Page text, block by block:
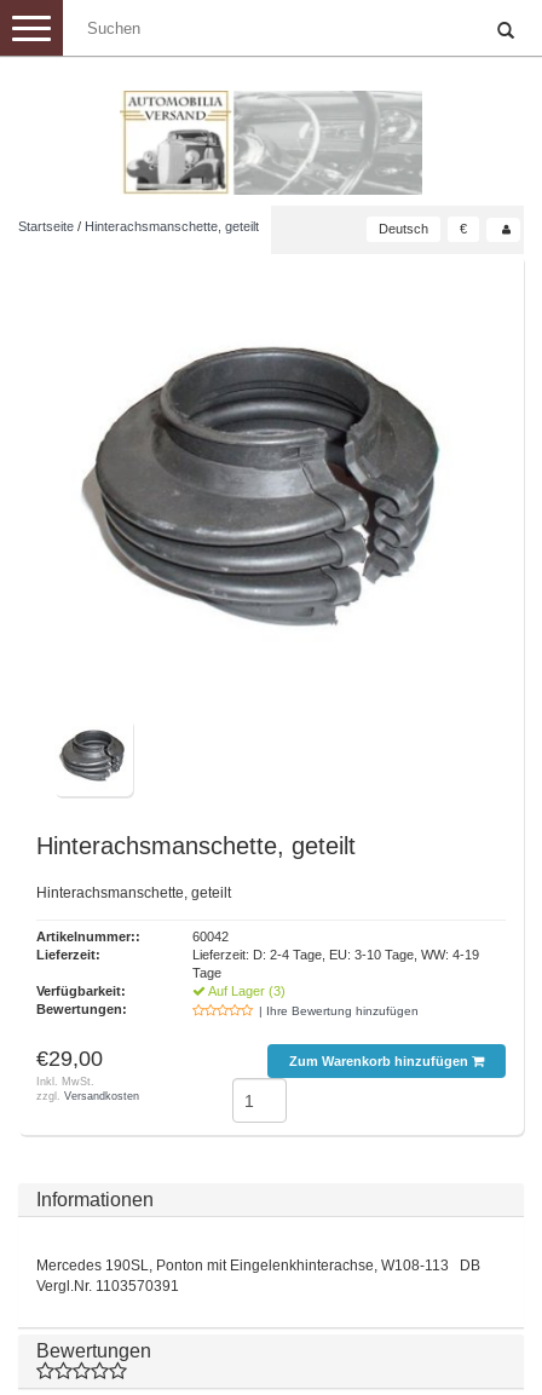
Toggle
navigation
Startseite / Hinterachsmanschette, geteilt Deutsch €
Hinterachsmanschette, geteilt
Hinterachsmanschette, geteilt
Artikelnummer::
60042
Lieferzeit:
Lieferzeit: D: 2-4 Tage, EU: 3-10 Tage, WW: 4-19
Tage
Verfügbarkeit:
Auf Lager (3)
Bewertungen:
| Ihre Bewertung hinzufügen
€29,00
Inkl. MwSt.
zzgl. Versandkosten
Zum Warenkorb hinzufügen
Informationen
Mercedes 190SL, Ponton mit Eingelenkhinterachse, W108-113 DB
Vergl.Nr. 1103570391
Bewertungen